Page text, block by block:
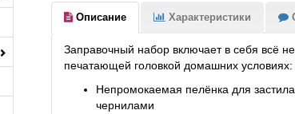
Описание Характеристики
Заправочный набор включает в себя всё
печатающей головкой домашних условиях:
Непромокаемая пелёнка для
чернилами